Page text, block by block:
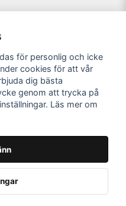
Mest populära
del av våra nyheter och
för personlig och icke
cookies för att vår
dig bästa
genom att trycka på
Läs mer om